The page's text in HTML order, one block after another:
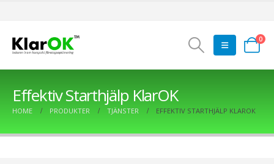
0
Effektiv Starthjälp KlarOK
HOME PRODUKTER TJÄNSTER EFFEKTIV STARTHJÄLP KLAROK